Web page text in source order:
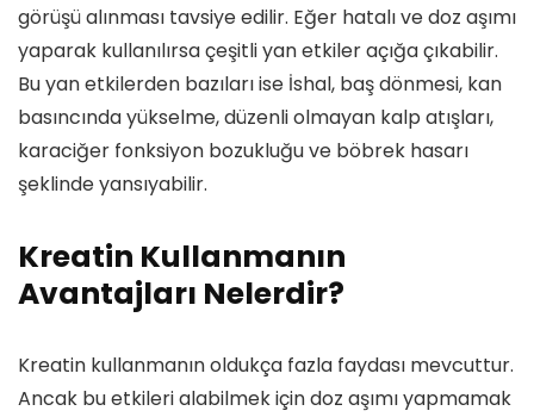
görüşü alınması tavsiye edilir. Eğer hatalı ve doz aşımı
yaparak kullanılırsa çeşitli yan etkiler açığa çıkabilir.
Bu yan etkilerden bazıları ise İshal, baş dönmesi, kan
basıncında yükselme, düzenli olmayan kalp atışları,
karaciğer fonksiyon bozukluğu ve böbrek hasarı
şeklinde yansıyabilir.
Kreatin Kullanmanın
Avantajları Nelerdir?
Kreatin kullanmanın oldukça fazla faydası mevcuttur.
Ancak bu etkileri alabilmek için doz aşımı yapmamak